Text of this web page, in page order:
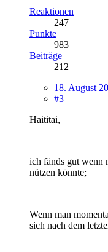
Reaktionen
247
Punkte
983
Beiträge
212
18. August
#3
Haititai,
ich fänds gut wenn
nützen könnte;
Wenn man
sich nach dem